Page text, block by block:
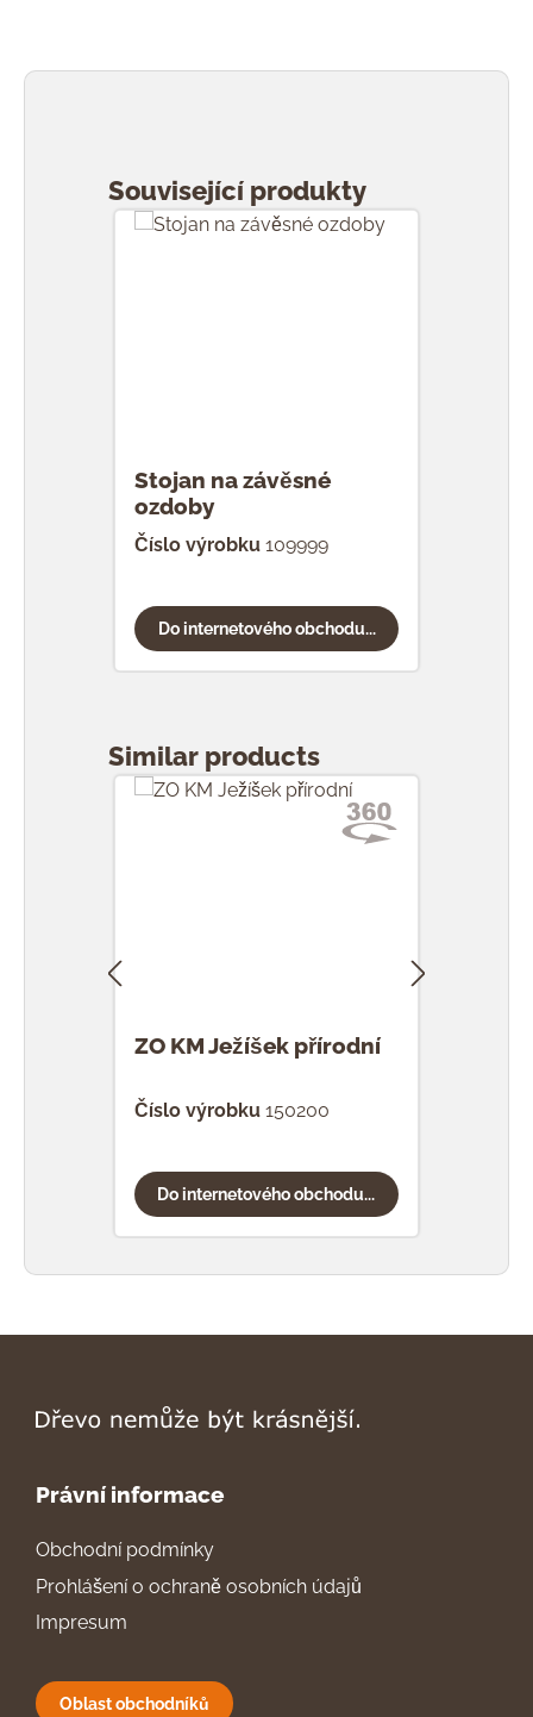
Související produkty
Stojan na závěsné
ozdoby
Číslo výrobku 109999
Do internetového obchodu...
Similar products
ZO KM Ježíšek přírodní
Číslo výrobku 150200
Do internetového obchodu...
Právní informace
Obchodní podmínky
Prohlášení o ochraně osobních údajů
Impresum
Oblast obchodníků